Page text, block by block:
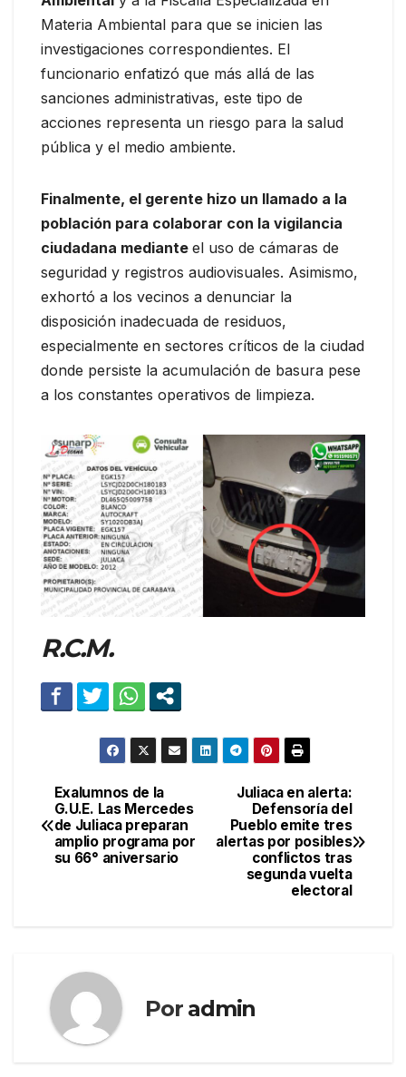
Materia Ambiental para que se inicien las
investigaciones correspondientes. El
funcionario enfatizó que más allá de las
sanciones administrativas, este tipo de
acciones representa un riesgo para la salud
pública y el medio ambiente.
Finalmente, el gerente hizo un llamado a la
población para colaborar con la vigilancia
ciudadana mediante el uso de cámaras de
seguridad y registros audiovisuales. Asimismo,
exhortó a los vecinos a denunciar la
disposición inadecuada de residuos,
especialmente en sectores críticos de la ciudad
donde persiste la acumulación de basura pese
a los constantes operativos de limpieza.
R.C.M.
Navegación
de
Juliaca en alerta:
Defensoría del
Pueblo emite tres
alertas por posibles
conflictos tras
segunda vuelta
electoral
Exalumnos de la
G.U.E. Las Mercedes
de Juliaca preparan
amplio programa por
su 66° aniversario
Por admin